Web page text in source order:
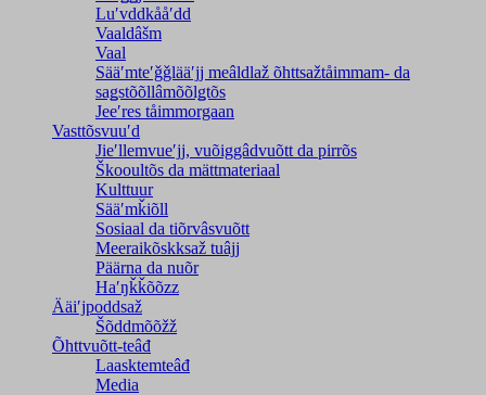
Luʹvddkååʹdd
Vaaldâšm
Vaal
Sääʹmteʹǧǧlääʹjj meâldlaž õhttsažtåimmam- da
saǥstõõllâmõõlǥtõs
Jeeʹres tåimmorgaan
Vasttõsvuuʹd
Jieʹllemvueʹjj, vuõiggâdvuõtt da pirrõs
Škooultõs da mättmateriaal
Kulttuur
Sääʹmǩiõll
Sosiaal da tiõrvâsvuõtt
Meeraikõskksaž tuâjj
Päärna da nuõr
Haʹŋǩǩõõzz
Ääiʹjpoddsaž
Šõddmõõžž
Õhttvuõtt-teâđ
Laasktemteâđ
Media